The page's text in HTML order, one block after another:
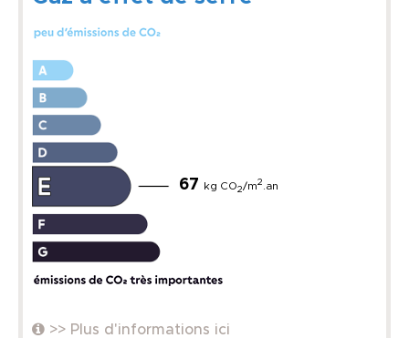
67 kg CO2/m2 .an
>> Plus d'informations ici